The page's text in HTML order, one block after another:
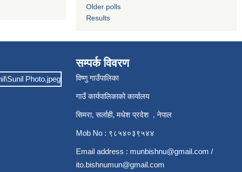
Older polls
Results
सम्पर्क विवरण
विष्णु गाउँपालिका
गाउँ कार्यपालिकाको कार्यालय
सिमरा, सर्लाही, मधेश प्रदेश , नेपाल
Mob No : ९८५४०३९५४४
Email address : munbishnu@gmail.com /
ito.bishnumun@gmail.com